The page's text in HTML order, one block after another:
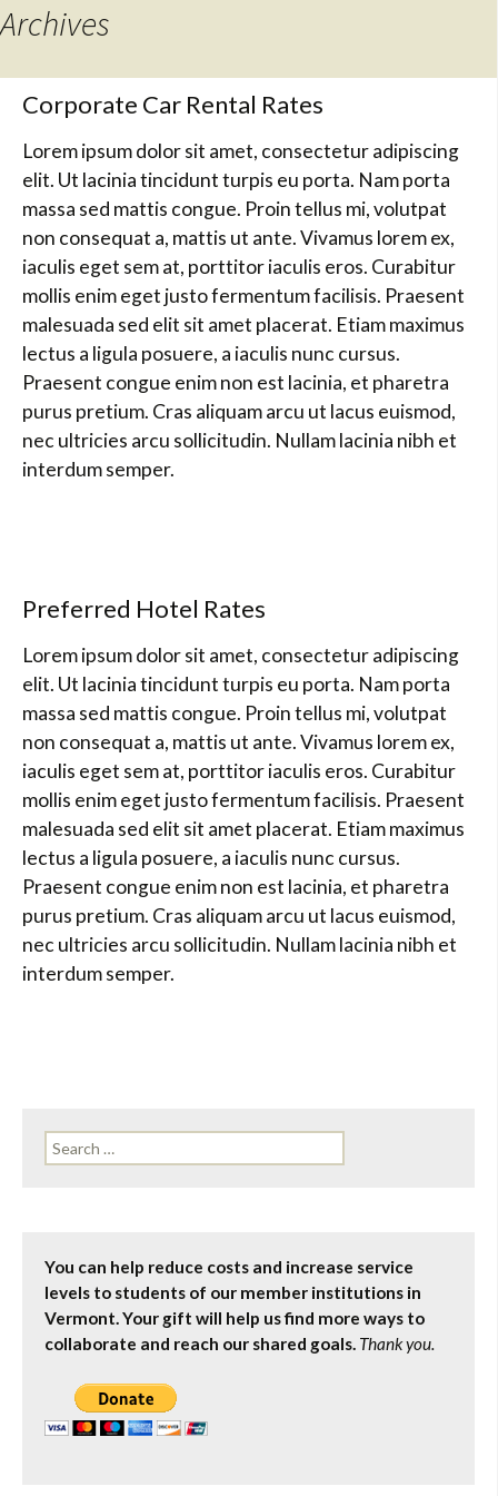
Archives
Corporate Car Rental Rates
Lorem ipsum dolor sit amet, consectetur adipiscing
elit. Ut lacinia tincidunt turpis eu porta. Nam porta
massa sed mattis congue. Proin tellus mi, volutpat
non consequat a, mattis ut ante. Vivamus lorem ex,
iaculis eget sem at, porttitor iaculis eros. Curabitur
mollis enim eget justo fermentum facilisis. Praesent
malesuada sed elit sit amet placerat. Etiam maximus
lectus a ligula posuere, a iaculis nunc cursus.
Praesent congue enim non est lacinia, et pharetra
purus pretium. Cras aliquam arcu ut lacus euismod,
nec ultricies arcu sollicitudin. Nullam lacinia nibh et
interdum semper.
Preferred Hotel Rates
Lorem ipsum dolor sit amet, consectetur adipiscing
elit. Ut lacinia tincidunt turpis eu porta. Nam porta
massa sed mattis congue. Proin tellus mi, volutpat
non consequat a, mattis ut ante. Vivamus lorem ex,
iaculis eget sem at, porttitor iaculis eros. Curabitur
mollis enim eget justo fermentum facilisis. Praesent
malesuada sed elit sit amet placerat. Etiam maximus
lectus a ligula posuere, a iaculis nunc cursus.
Praesent congue enim non est lacinia, et pharetra
purus pretium. Cras aliquam arcu ut lacus euismod,
nec ultricies arcu sollicitudin. Nullam lacinia nibh et
interdum semper.
Search
for:
You can help reduce costs and increase service
levels to students of our member institutions in
Vermont. Your gift will help us find more ways to
collaborate and reach our shared goals. Thank you.